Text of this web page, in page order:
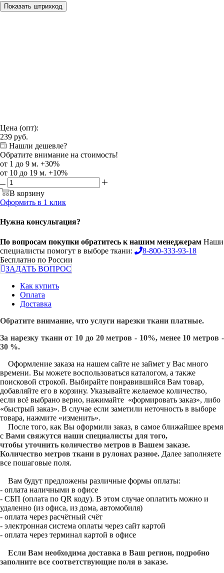
Показать штрихкод
Цена (опт):
239 руб.
Нашли дешевле?
Обратите внимание на стоимость!
от 1 до 9 м. +30%
от 10 до 19 м. +10%
В корзину
Оформить в 1 клик
Нужна консультация?
По вопросам покупки обратитесь к нашим менеджерам Наши
специалисты помогут в выборе ткани:
8-800-333-93-18
Бесплатно по России
ЗАДАТЬ ВОПРОС
Как купить
Оплата
Доставка
Обратите внимание, что услуги нарезки ткани платные.
За нарезку ткани от 10 до 20 метров - 10%, менее 10 метров -
30 %.
Оформление заказа на нашем сайте не займет у Вас много
времени. Вы можете воспользоваться каталогом, а также
поисковой строкой. Выбирайте понравившийся Вам товар,
добавляйте его в корзину. Указывайте желаемое количество,
если всё выбрано верно, нажимайте «формировать заказ», либо
«быстрый заказ». В случае если заметили неточность в выборе
товара, нажмите «изменить».
После того, как Вы оформили заказ, в самое ближайшее время
с Вами свяжутся наши специалисты для того,
чтобы уточнить количество метров в Вашем заказе.
Количество метров ткани в рулонах разное. Далее заполняете
все пошаговые поля.
Вам будут предложены различные формы оплаты:
- оплата наличными в офисе
- СБП (оплата по QR коду). В этом случае оплатить можно и
удаленно (из офиса, из дома, автомобиля)
- оплата через расчётный счёт
- электронная система оплаты через сайт картой
- оплата через терминал картой в офисе
Если Вам необходима доставка в Ваш регион, подробно
заполните все соответствующие поля в заказе.